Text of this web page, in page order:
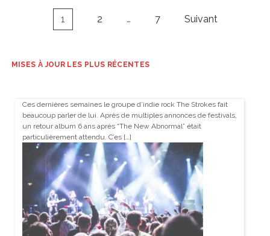
Navigation
1 2 … 7 Suivant
MISES À JOUR LES PLUS RÉCENTES
Ces dernières semaines le groupe d’indie rock The Strokes fait
beaucoup parler de lui. Après de multiples annonces de festivals,
un retour album 6 ans après “The New Abnormal” était
particulièrement attendu. C’es […]